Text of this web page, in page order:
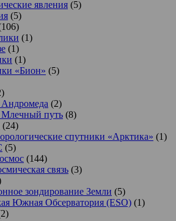
явления (5)
(5)
(1)
(1)
(1)
«Бион» (5)
Андромеда (2)
Млечный путь (8)
(24)
спутники «Арктика» (1)
(5)
(144)
связь (3)
зондирование Земли (5)
Южная Обсерватория (ESO) (1)